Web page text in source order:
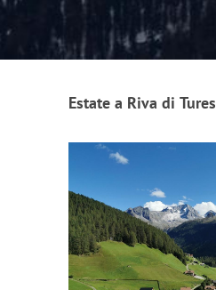
Estate a Riva di Tures